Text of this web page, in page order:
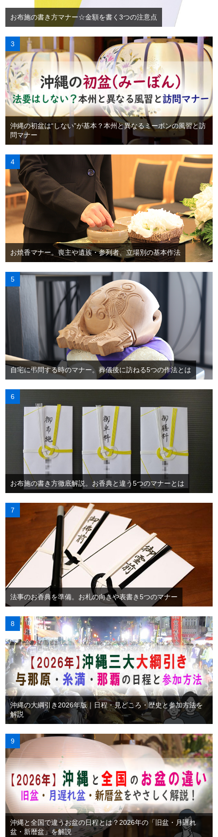
お布施の書き方マナー☆金額を書く3つの注意点
沖縄の初盆は“しない”が基本？本州と異なるミーボンの風習と訪
問マナー
お焼香マナー。喪主や遺族・参列者、立場別の基本作法
自宅に弔問する時のマナー。葬儀後に訪ねる5つの作法とは
お布施の書き方徹底解説。お香典と違う5つのマナーとは
法事のお香典を準備。お札の向きや表書き5つのマナー
沖縄の大綱引き2026年版｜日程・見どころ・歴史と参加方法を
解説
沖縄と全国で違うお盆の日程とは？2026年の「旧盆・月遅れ
盆・新暦盆」を解説